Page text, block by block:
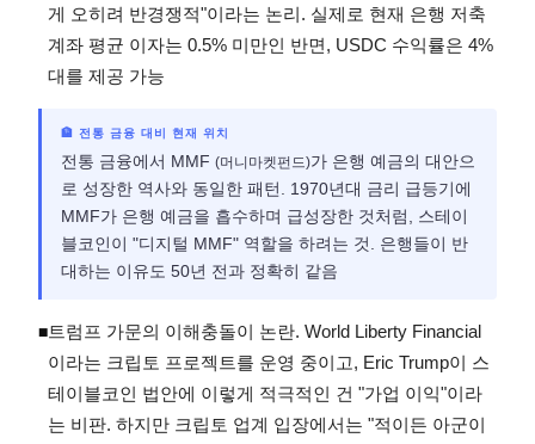
게 오히려 반경쟁적"이라는 논리. 실제로 현재 은행 저축
계좌 평균 이자는 0.5% 미만인 반면, USDC 수익률은 4%
대를 제공 가능
🏦 전통 금융 대비 현재 위치
전통 금융에서 MMF (머니마켓펀드)가 은행 예금의 대안으
로 성장한 역사와 동일한 패턴. 1970년대 금리 급등기에
MMF가 은행 예금을 흡수하며 급성장한 것처럼, 스테이
블코인이 "디지털 MMF" 역할을 하려는 것. 은행들이 반
대하는 이유도 50년 전과 정확히 같음
◾트럼프 가문의 이해충돌이 논란. World Liberty Financial
이라는 크립토 프로젝트를 운영 중이고, Eric Trump이 스
테이블코인 법안에 이렇게 적극적인 건 "가업 이익"이라
는 비판. 하지만 크립토 업계 입장에서는 "적이든 아군이